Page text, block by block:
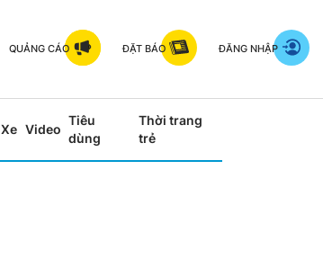
QUẢNG CÁO ĐẶT BÁO ĐĂNG NHẬP
Xe Video
Tiêu
dùng
Thời trang
trẻ